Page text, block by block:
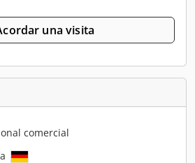
una visita
comercial